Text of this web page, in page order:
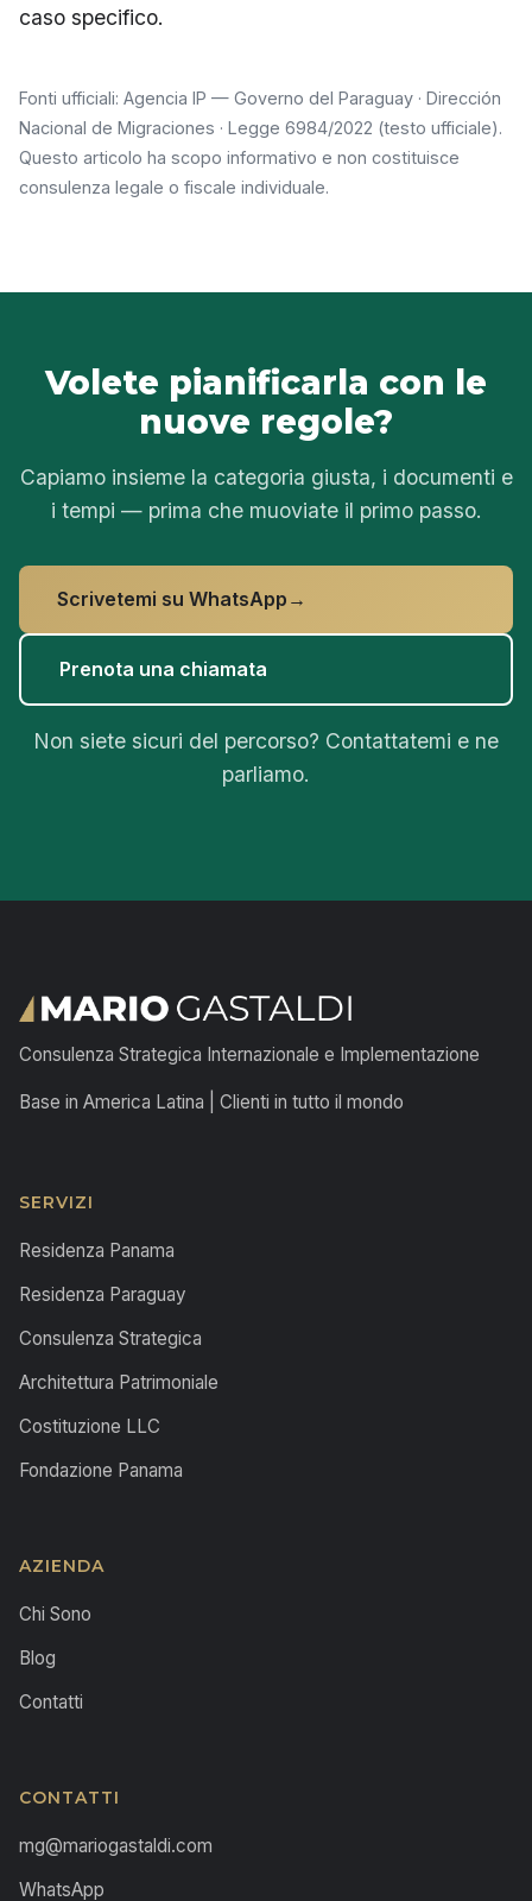
caso specifico.
Fonti ufficiali: Agencia IP — Governo del Paraguay · Dirección
Nacional de Migraciones · Legge 6984/2022 (testo ufficiale).
Questo articolo ha scopo informativo e non costituisce
consulenza legale o fiscale individuale.
Volete pianificarla con le
nuove regole?
Capiamo insieme la categoria giusta, i documenti e
i tempi — prima che muoviate il primo passo.
Scrivetemi su WhatsApp
Prenota una chiamata
Non siete sicuri del percorso? Contattatemi e ne
parliamo.
Consulenza Strategica Internazionale e Implementazione
Base in America Latina | Clienti in tutto il mondo
SERVIZI
Residenza Panama
Residenza Paraguay
Consulenza Strategica
Architettura Patrimoniale
Costituzione LLC
Fondazione Panama
AZIENDA
Chi Sono
Blog
Contatti
CONTATTI
mg@mariogastaldi.com
WhatsApp